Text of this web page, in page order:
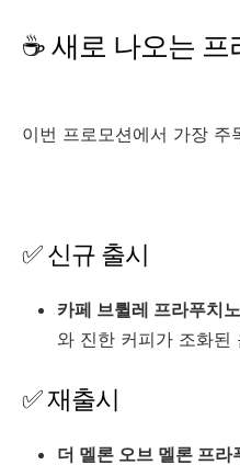
☕ 새로 나오는
이번 프로모션에서 가장 주
✅ 신규 출시
카페 브륄레 프라푸치노
와 진한 커피가 조화된
✅ 재출시
더 멜론 오브 멜론 프라